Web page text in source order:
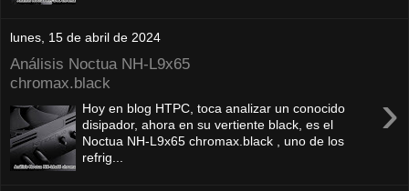
lunes, 15 de abril de 2024
Análisis Noctua NH-L9x65
chromax.black
›
Hoy en blog HTPC, toca analizar un conocido
disipador, ahora en su vertiente black, es el
Noctua NH-L9x65 chromax.black , uno de los
refrig...